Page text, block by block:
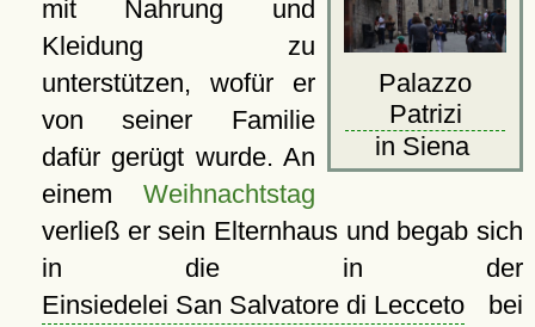
Palazzo
Patrizi
in Siena
mit Nahrung und
Kleidung zu
unterstützen, wofür er
von seiner Familie
dafür gerügt wurde. An
einem Weihnachtstag
verließ er sein Elternhaus und begab sich
in die in der
Einsiedelei San Salvatore di Leccetobei